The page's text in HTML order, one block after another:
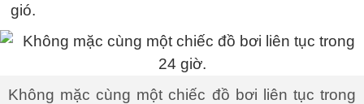
gió.
Không mặc cùng một chiếc đồ bơi liên tục trong